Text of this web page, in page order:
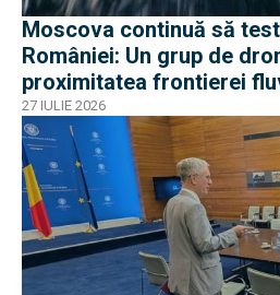
Moscova continuă să
României: Un grup de
proximitatea frontierei
27 IULIE 2026